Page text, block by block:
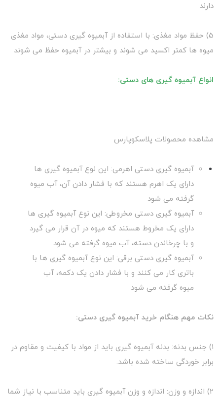
دارند
5) حفظ مواد مغذی: با استفاده از آبمیوه گیری دستی، مواد مغذی
میوه ها کمتر اکسید می شوند و بیشتر در آبمیوه حفظ می شوند
انواع آبمیوه گیری های دستی:
مشاهده محصولات پلاسکوپارس
آبمیوه گیری دستی اهرمی: این نوع آبمیوه گیری ها
دارای یک اهرم هستند که با فشار دادن آن، آب میوه
گرفته می شود
آبمیوه گیری دستی مخروطی: این نوع آبمیوه گیری ها
دارای یک مخروط هستند که میوه در آن قرار می گیرد
و با چرخاندن دسته، آب میوه گرفته می شود
آبمیوه گیری دستی برقی: این نوع آبمیوه گیری ها با
باتری کار می کنند و با فشار دادن یک دکمه، آب
میوه گرفته می شود
نکات مهم هنگام خرید آبمیوه گیری دستی:
1) جنس بدنه: بدنه آبمیوه گیری باید از مواد با کیفیت و مقاوم در
برابر خوردگی ساخته شده باشد.
2) اندازه و وزن: اندازه و وزن آبمیوه گیری باید متناسب با نیاز شما